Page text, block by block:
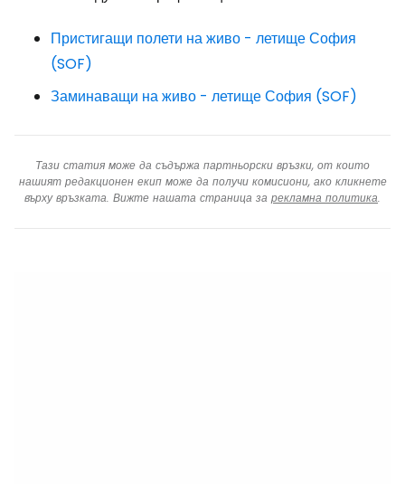
Пристигащи полети на живо - летище София
(SOF)
Заминаващи на живо - летище София (SOF)
Тази статия може да съдържа партньорски връзки, от които
нашият редакционен екип може да получи комисиони, ако кликнете
върху връзката. Вижте нашата страница за рекламна политика.